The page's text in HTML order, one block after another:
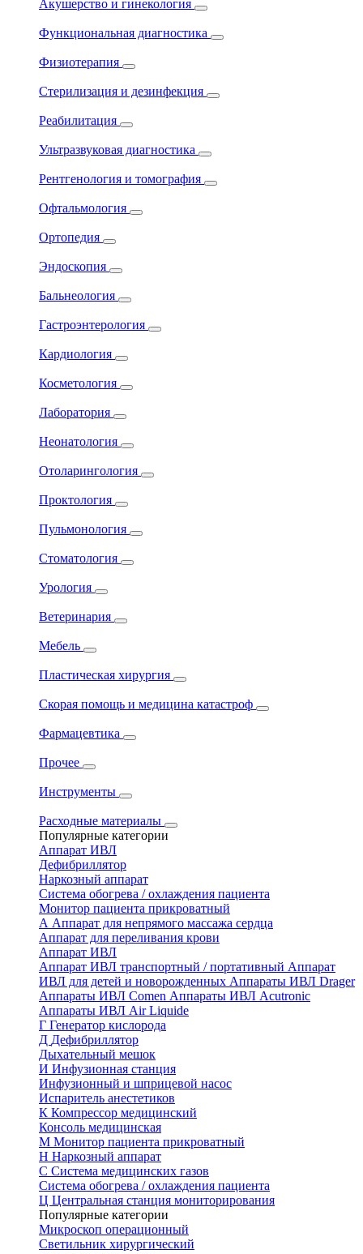
Акушерство и гинекология
Функциональная диагностика
Физиотерапия
Стерилизация и дезинфекция
Реабилитация
Ультразвуковая диагностика
Рентгенология и томография
Офтальмология
Ортопедия
Эндоскопия
Бальнеология
Гастроэнтерология
Кардиология
Косметология
Лаборатория
Неонатология
Отоларингология
Проктология
Пульмонология
Стоматология
Урология
Ветеринария
Мебель
Пластическая хирургия
Скорая помощь и медицина катастроф
Фармацевтика
Прочее
Инструменты
Расходные материалы
Популярные категории
Аппарат ИВЛ
Дефибриллятор
Наркозный аппарат
Система обогрева / охлаждения пациента
Монитор пациента прикроватный
А Аппарат для непрямого массажа сердца
Аппарат для переливания крови
Аппарат ИВЛ
Аппарат ИВЛ транспортный / портативный Аппарат
ИВЛ для детей и новорожденных Аппараты ИВЛ Drager
Аппараты ИВЛ Comen Аппараты ИВЛ Acutronic
Аппараты ИВЛ Air Liquide
Г Генератор кислорода
Д Дефибриллятор
Дыхательный мешок
И Инфузионная станция
Инфузионный и шприцевой насос
Испаритель анестетиков
К Компрессор медицинский
Консоль медицинская
М Монитор пациента прикроватный
Н Наркозный аппарат
С Система медицинских газов
Система обогрева / охлаждения пациента
Ц Центральная станция мониторирования
Популярные категории
Микроскоп операционный
Светильник хирургический